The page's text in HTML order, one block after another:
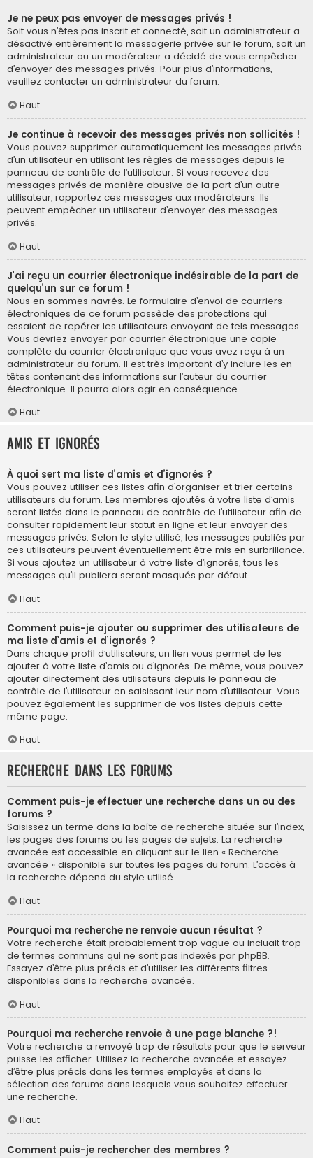
Je ne peux pas envoyer de messages privés !
Soit vous n’êtes pas inscrit et connecté, soit un administrateur a
désactivé entièrement la messagerie privée sur le forum, soit un
administrateur ou un modérateur a décidé de vous empêcher
d’envoyer des messages privés. Pour plus d’informations,
veuillez contacter un administrateur du forum.
Haut
Je continue à recevoir des messages privés non sollicités !
Vous pouvez supprimer automatiquement les messages privés
d’un utilisateur en utilisant les règles de messages depuis le
panneau de contrôle de l’utilisateur. Si vous recevez des
messages privés de manière abusive de la part d’un autre
utilisateur, rapportez ces messages aux modérateurs. Ils
peuvent empêcher un utilisateur d’envoyer des messages
privés.
Haut
J’ai reçu un courrier électronique indésirable de la part de
quelqu’un sur ce forum !
Nous en sommes navrés. Le formulaire d’envoi de courriers
électroniques de ce forum possède des protections qui
essaient de repérer les utilisateurs envoyant de tels messages.
Vous devriez envoyer par courrier électronique une copie
complète du courrier électronique que vous avez reçu à un
administrateur du forum. Il est très important d’y inclure les en-
têtes contenant des informations sur l’auteur du courrier
électronique. Il pourra alors agir en conséquence.
Haut
Amis et ignorés
À quoi sert ma liste d’amis et d’ignorés ?
Vous pouvez utiliser ces listes afin d’organiser et trier certains
utilisateurs du forum. Les membres ajoutés à votre liste d’amis
seront listés dans le panneau de contrôle de l’utilisateur afin de
consulter rapidement leur statut en ligne et leur envoyer des
messages privés. Selon le style utilisé, les messages publiés par
ces utilisateurs peuvent éventuellement être mis en surbrillance.
Si vous ajoutez un utilisateur à votre liste d’ignorés, tous les
messages qu’il publiera seront masqués par défaut.
Haut
Comment puis-je ajouter ou supprimer des utilisateurs de
ma liste d’amis et d’ignorés ?
Dans chaque profil d’utilisateurs, un lien vous permet de les
ajouter à votre liste d’amis ou d’ignorés. De même, vous pouvez
ajouter directement des utilisateurs depuis le panneau de
contrôle de l’utilisateur en saisissant leur nom d’utilisateur. Vous
pouvez également les supprimer de vos listes depuis cette
même page.
Haut
Recherche dans les forums
Comment puis-je effectuer une recherche dans un ou des
forums ?
Saisissez un terme dans la boîte de recherche située sur l’index,
les pages des forums ou les pages de sujets. La recherche
avancée est accessible en cliquant sur le lien « Recherche
avancée » disponible sur toutes les pages du forum. L’accès à
la recherche dépend du style utilisé.
Haut
Pourquoi ma recherche ne renvoie aucun résultat ?
Votre recherche était probablement trop vague ou incluait trop
de termes communs qui ne sont pas indexés par phpBB.
Essayez d’être plus précis et d’utiliser les différents filtres
disponibles dans la recherche avancée.
Haut
Pourquoi ma recherche renvoie à une page blanche ?!
Votre recherche a renvoyé trop de résultats pour que le serveur
puisse les afficher. Utilisez la recherche avancée et essayez
d’être plus précis dans les termes employés et dans la
sélection des forums dans lesquels vous souhaitez effectuer
une recherche.
Haut
Comment puis-je rechercher des membres ?